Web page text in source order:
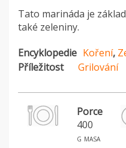
Tato marináda je
také zeleniny.
Encyklopedie Koření,
Příležitost
Grilování
Porce
400
g masa